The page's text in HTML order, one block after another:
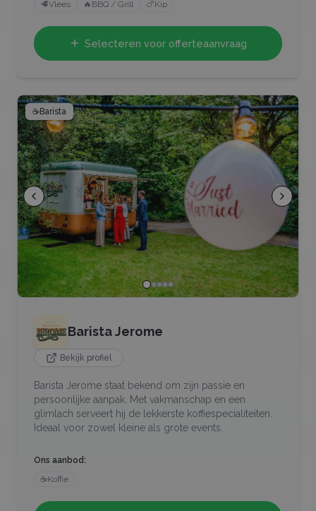
🥩Vlees 🔥 BBQ / Grill 🍗Kip
Selecteren voor offerteaanvraag
☕Barista
Barista Jerome
Bekijk profiel
Barista Jerome staat bekend om zijn passie en
persoonlijke aanpak. Met vakmanschap en een
glimlach serveert hij de lekkerste koffiespecialiteiten.
Ideaal voor zowel kleine als grote events.
Ons aanbod:
☕Koffie